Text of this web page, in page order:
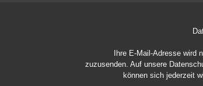
Ihre E-Mail-Adresse wird
zuzusenden. Auf unsere
können sich jederzeit